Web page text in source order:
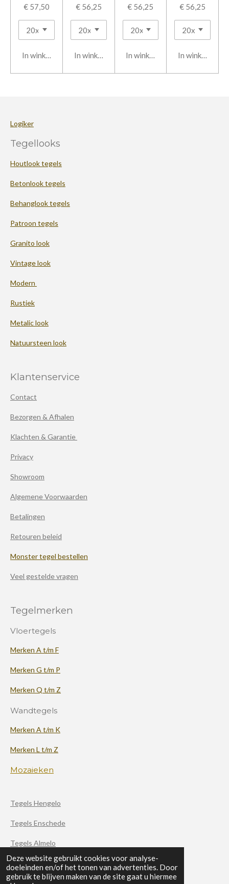
Deze website gebruikt cookies voor analyse-
doeleinden en/of het tonen van advertenties. Door
gebruik te blijven maken van de site gaat u hiermee
€ 57,50
In winkelwagen
€ 56,25
In winkelwagen
€ 56,25
In winkelwagen
€ 56,25
In
Logiker
Tegellooks
Houtlook tegels
Betonlook tegels
Behanglook tegels
Patroon tegels
Granito look
Vintage look
Modern
Rustiek
Metalic look
Natuursteen look
Klantenservice
Contact
Bezorgen & Afhalen
Klachten & Garantie
Privacy
Showroom
Algemene Voorwaarden
Betalingen
Retouren beleid
Monster tegel bestellen
Veel gestelde vragen
Tegelmerken
Vloertegels
Merken A t/m F
Merken G t/m P
Merken Q t/m Z
Wandtegels
Merken A t/m K
Merken L t/m Z
Mozaieken
Tegels Hengelo
Tegels Enschede
Tegels Almelo
F
a
X
I
n